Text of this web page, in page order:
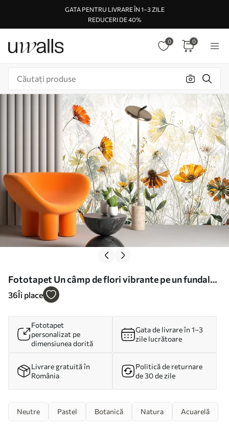
GATA PENTRU LIVRARE ÎN 1–3 ZILE
REDUCERI DE 40%
0 0
Fototapet Un câmp de flori vibrante pe un fundal
moale, cețos, cu flori albe delicate și iarbă subțire
36Îi place
Fototapet
personalizat pe
dimensiunea dorită
Gata de livrare în 1–3
zile lucrătoare
Livrare gratuită în
România
Politică de returnare
de 30 de zile
Neutre Pastel Botanică Natura Acuarelă